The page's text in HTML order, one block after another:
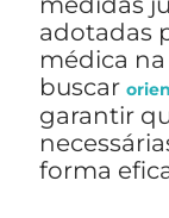
adotadas
médica
buscar
garantir
forma